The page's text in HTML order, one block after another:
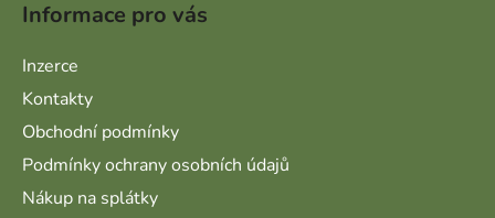
Informace pro vás
Inzerce
Kontakty
Obchodní podmínky
Podmínky ochrany osobních údajů
Nákup na splátky